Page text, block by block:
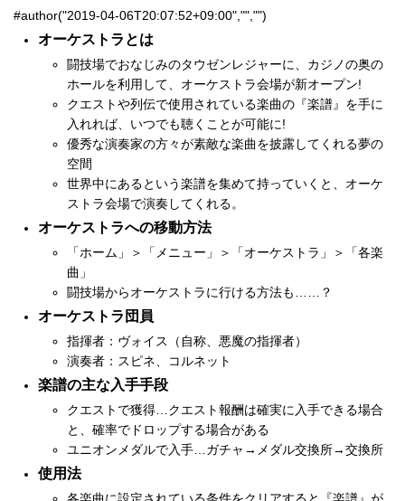
#author("2019-04-06T20:07:52+09:00","","")
オーケストラとは
闘技場でおなじみのタウゼンレジャーに、カジノの奥の
ホールを利用して、オーケストラ会場が新オープン!
クエストや列伝で使用されている楽曲の『楽譜』を手に
入れれば、いつでも聴くことが可能に!
優秀な演奏家の方々が素敵な楽曲を披露してくれる夢の
空間
世界中にあるという楽譜を集めて持っていくと、オーケ
ストラ会場で演奏してくれる。
オーケストラへの移動方法
「ホーム」＞「メニュー」＞「オーケストラ」＞「各楽
曲」
闘技場からオーケストラに行ける方法も……？
オーケストラ団員
指揮者：ヴォイス（自称、悪魔の指揮者）
演奏者：スピネ、コルネット
楽譜の主な入手手段
クエストで獲得…クエスト報酬は確実に入手できる場合
と、確率でドロップする場合がある
ユニオンメダルで入手…ガチャ→メダル交換所→交換所
使用法